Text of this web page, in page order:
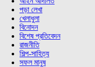
পড়া লেখা
খেলাধুলা
বিনোদন
বিশেষ প্রতিবেদন
রাজনীতি
শিল্প-সাহিত্য
সফল মানুষ